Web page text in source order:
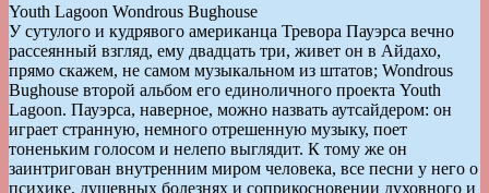
Youth Lagoon Wondrous Bughouse
У сутулого и кудрявого американца Тревора Пауэрса вечно
рассеянный взгляд, ему двадцать три, живет он в Айдахо,
прямо скажем, не самом музыкальном из штатов; Wondrous
Bughouse второй альбом его единоличного проекта Youth
Lagoon. Пауэрса, наверное, можно назвать аутсайдером: он
играет странную, немного отрешенную музыку, поет
тоненьким голосом и нелепо выглядит. К тому же он
заинтригован внутренним миром человека, все песни у него о
психике, душевных болезнях и соприкосновении духовного и